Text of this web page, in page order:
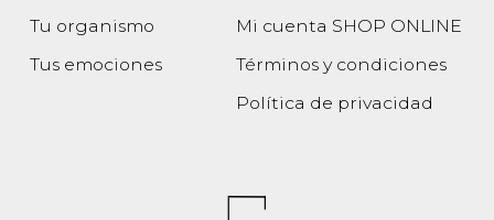
Tu organismo
Tus emociones
Mi cuenta SHOP ONLINE
Términos y condiciones
Política de privacidad